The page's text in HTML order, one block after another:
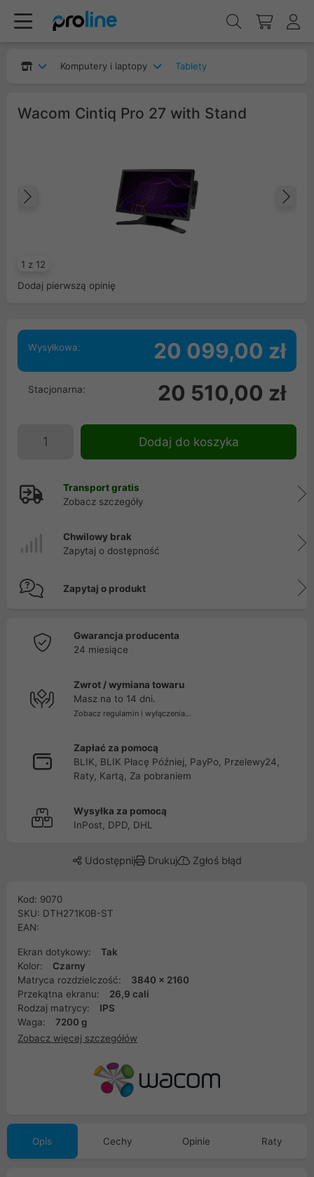
Komputery i laptopy Tablety
Wacom Cintiq Pro 27 with Stand
1 z 12
Poprzedni
Dodaj pierwszą opinię
Wysyłkowa: 20 099,00 zł
Stacjonarna: 20 510,00 zł
Dodaj do koszyka
Transport gratis
Zobacz szczegóły
Chwilowy brak
Zapytaj o dostępność
Zapytaj o produkt
Gwarancja producenta
24 miesiące
Zwrot / wymiana towaru
Masz na to 14 dni.
Zobacz regulamin i wyłączenia...
Zapłać za pomocą
BLIK, BLIK Płacę Później, PayPo, Przelewy24,
Raty, Kartą, Za pobraniem
Wysyłka za pomocą
InPost, DPD, DHL
Udostępnij Drukuj Zgłoś błąd
Kod: 9070
SKU: DTH271K0B-ST
EAN:
Ekran dotykowy:
Tak
Kolor:
Czarny
Matryca rozdzielczość:
3840 x 2160
Przekątna ekranu:
26,9 cali
Rodzaj matrycy:
IPS
Waga:
7200 g
Zobacz więcej szczegółów
Opis Cechy Opinie Raty